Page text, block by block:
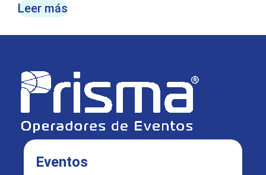
Leer más
Eventos